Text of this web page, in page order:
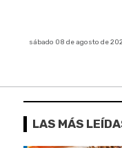
sábado 08 de agosto de
LAS MÁS